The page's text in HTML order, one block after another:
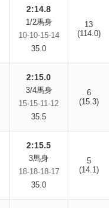
2:14.8
1/2馬身
10-10-15-14
35.0
13
(114.0)
2:15.0
3/4馬身
15-15-11-12
35.5
6
(15.3)
2:15.5
3馬身
18-18-18-17
35.0
5
(14.1)